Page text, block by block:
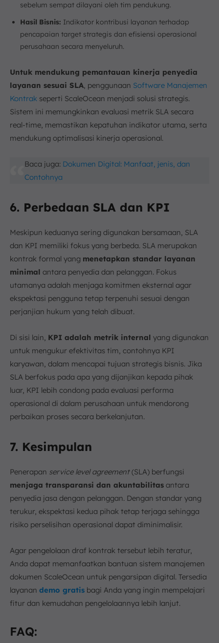
sebelum sempat dilayani oleh tim pendukung.
Hasil Bisnis: Indikator kontribusi layanan terhadap
pencapaian target strategis dan efisiensi operasional
perusahaan secara menyeluruh.
Untuk mendukung pemantauan kinerja penyedia
layanan sesuai SLA, penggunaan Software Manajemen
Kontrak seperti ScaleOcean menjadi solusi strategis.
Sistem ini memungkinkan evaluasi metrik SLA secara
real-time, memastikan kepatuhan indikator utama, serta
mendukung optimalisasi kinerja operasional.
Baca juga: Dokumen Digital: Manfaat, jenis, dan
Contohnya
6. Perbedaan SLA dan KPI
Meskipun keduanya sering digunakan bersamaan, SLA
dan KPI memiliki fokus yang berbeda. SLA merupakan
kontrak formal yang menetapkan standar layanan
minimal antara penyedia dan pelanggan. Fokus
utamanya adalah menjaga komitmen eksternal agar
ekspektasi pengguna tetap terpenuhi sesuai dengan
perjanjian hukum yang telah dibuat.
Di sisi lain, KPI adalah metrik internal yang digunakan
untuk mengukur efektivitas tim, contohnya KPI
karyawan, dalam mencapai tujuan strategis bisnis. Jika
SLA berfokus pada apa yang dijanjikan kepada pihak
luar, KPI lebih condong pada evaluasi performa
operasional di dalam perusahaan untuk mendorong
perbaikan proses secara berkelanjutan.
7. Kesimpulan
Penerapan service level agreement(SLA) berfungsi
menjaga transparansi dan akuntabilitas antara
penyedia jasa dengan pelanggan. Dengan standar yang
terukur, ekspektasi kedua pihak tetap terjaga sehingga
risiko perselisihan operasional dapat diminimalisir.
Agar pengelolaan draf kontrak tersebut lebih teratur,
Anda dapat memanfaatkan bantuan sistem manajemen
dokumen ScaleOcean untuk pengarsipan digital. Tersedia
layanan demo gratis bagi Anda yang ingin mempelajari
fitur dan kemudahan pengelolaannya lebih lanjut.
FAQ: